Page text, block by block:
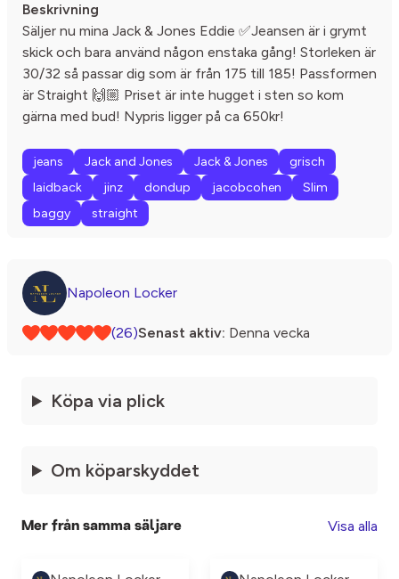
Beskrivning
Säljer nu mina Jack & Jones Eddie ✅Jeansen är i grymt
skick och bara använd någon enstaka gång! Storleken är
30/32 så passar dig som är från 175 till 185! Passformen
är Straight 🙌🏼 Priset är inte hugget i sten so kom
gärna med bud! Nypris ligger på ca 650kr!
jeans Jack and Jones Jack & Jones
grisch
laidback
jinz dondup jacobcohen
Slim
baggy
straight
Napoleon Locker
(26)Senast aktiv: Denna vecka
Köpa via plick
Om köparskyddet
Mer från samma säljare Visa alla